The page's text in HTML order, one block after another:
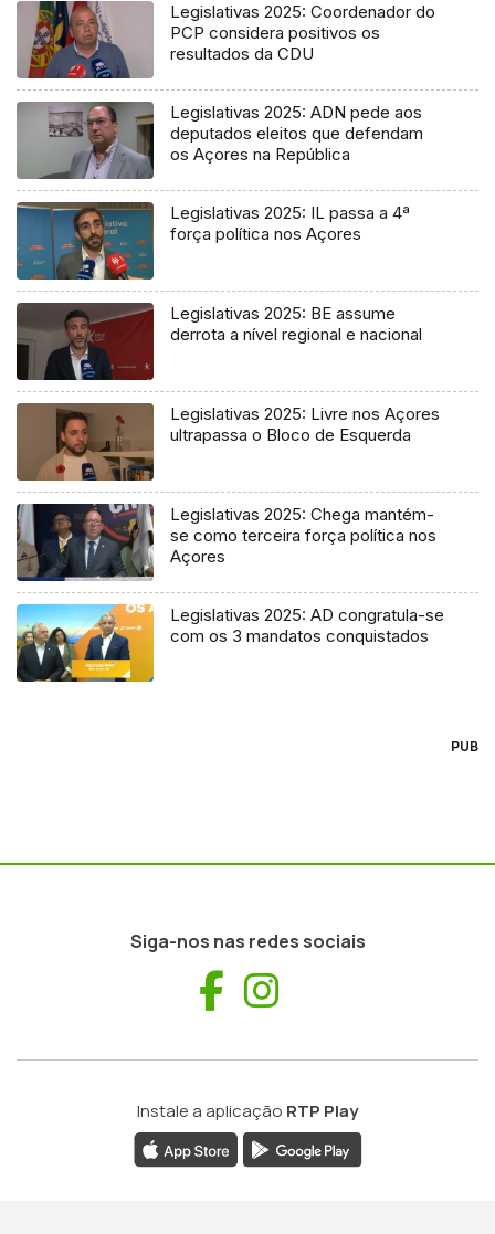
Legislativas 2025: Coordenador do
PCP considera positivos os
resultados da CDU
Legislativas 2025: ADN pede aos
deputados eleitos que defendam
os Açores na República
Legislativas 2025: IL passa a 4ª
força política nos Açores
Legislativas 2025: BE assume
derrota a nível regional e nacional
Legislativas 2025: Livre nos Açores
ultrapassa o Bloco de Esquerda
Legislativas 2025: Chega mantém-
se como terceira força política nos
Açores
Legislativas 2025: AD congratula-se
com os 3 mandatos conquistados
PUB
Siga-nos nas redes sociais
Facebook
Instale a aplicação RTP Play